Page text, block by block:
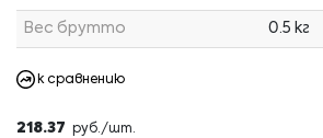
Вес брутто 0.5 кг
к сравнению
218.37 руб./шт.